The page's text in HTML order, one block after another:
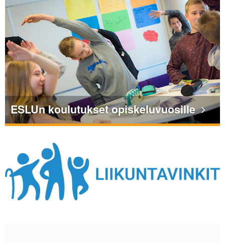
ESLUn koulutukset opiskeluvuosille